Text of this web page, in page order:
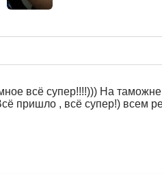
всё супер!!!!))) На
пришло , всё супер!) всем